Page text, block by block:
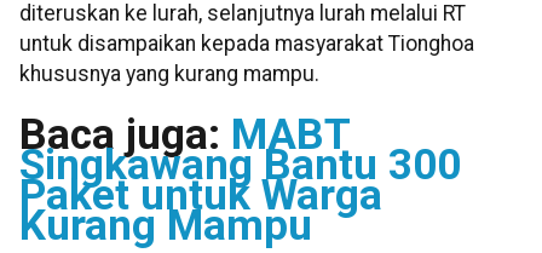
diteruskan ke lurah, selanjutnya lurah melalui RT
untuk disampaikan kepada masyarakat Tionghoa
khususnya yang kurang mampu.
Baca juga: MABT
Singkawang Bantu 300
Paket untuk Warga
Kurang Mampu